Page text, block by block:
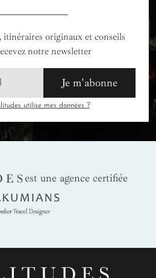
itinéraires originaux et conseils
notre newsletter
Je m'abonne
utilise mes données ?
est une agence certifiée